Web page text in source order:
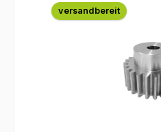
versandbereit